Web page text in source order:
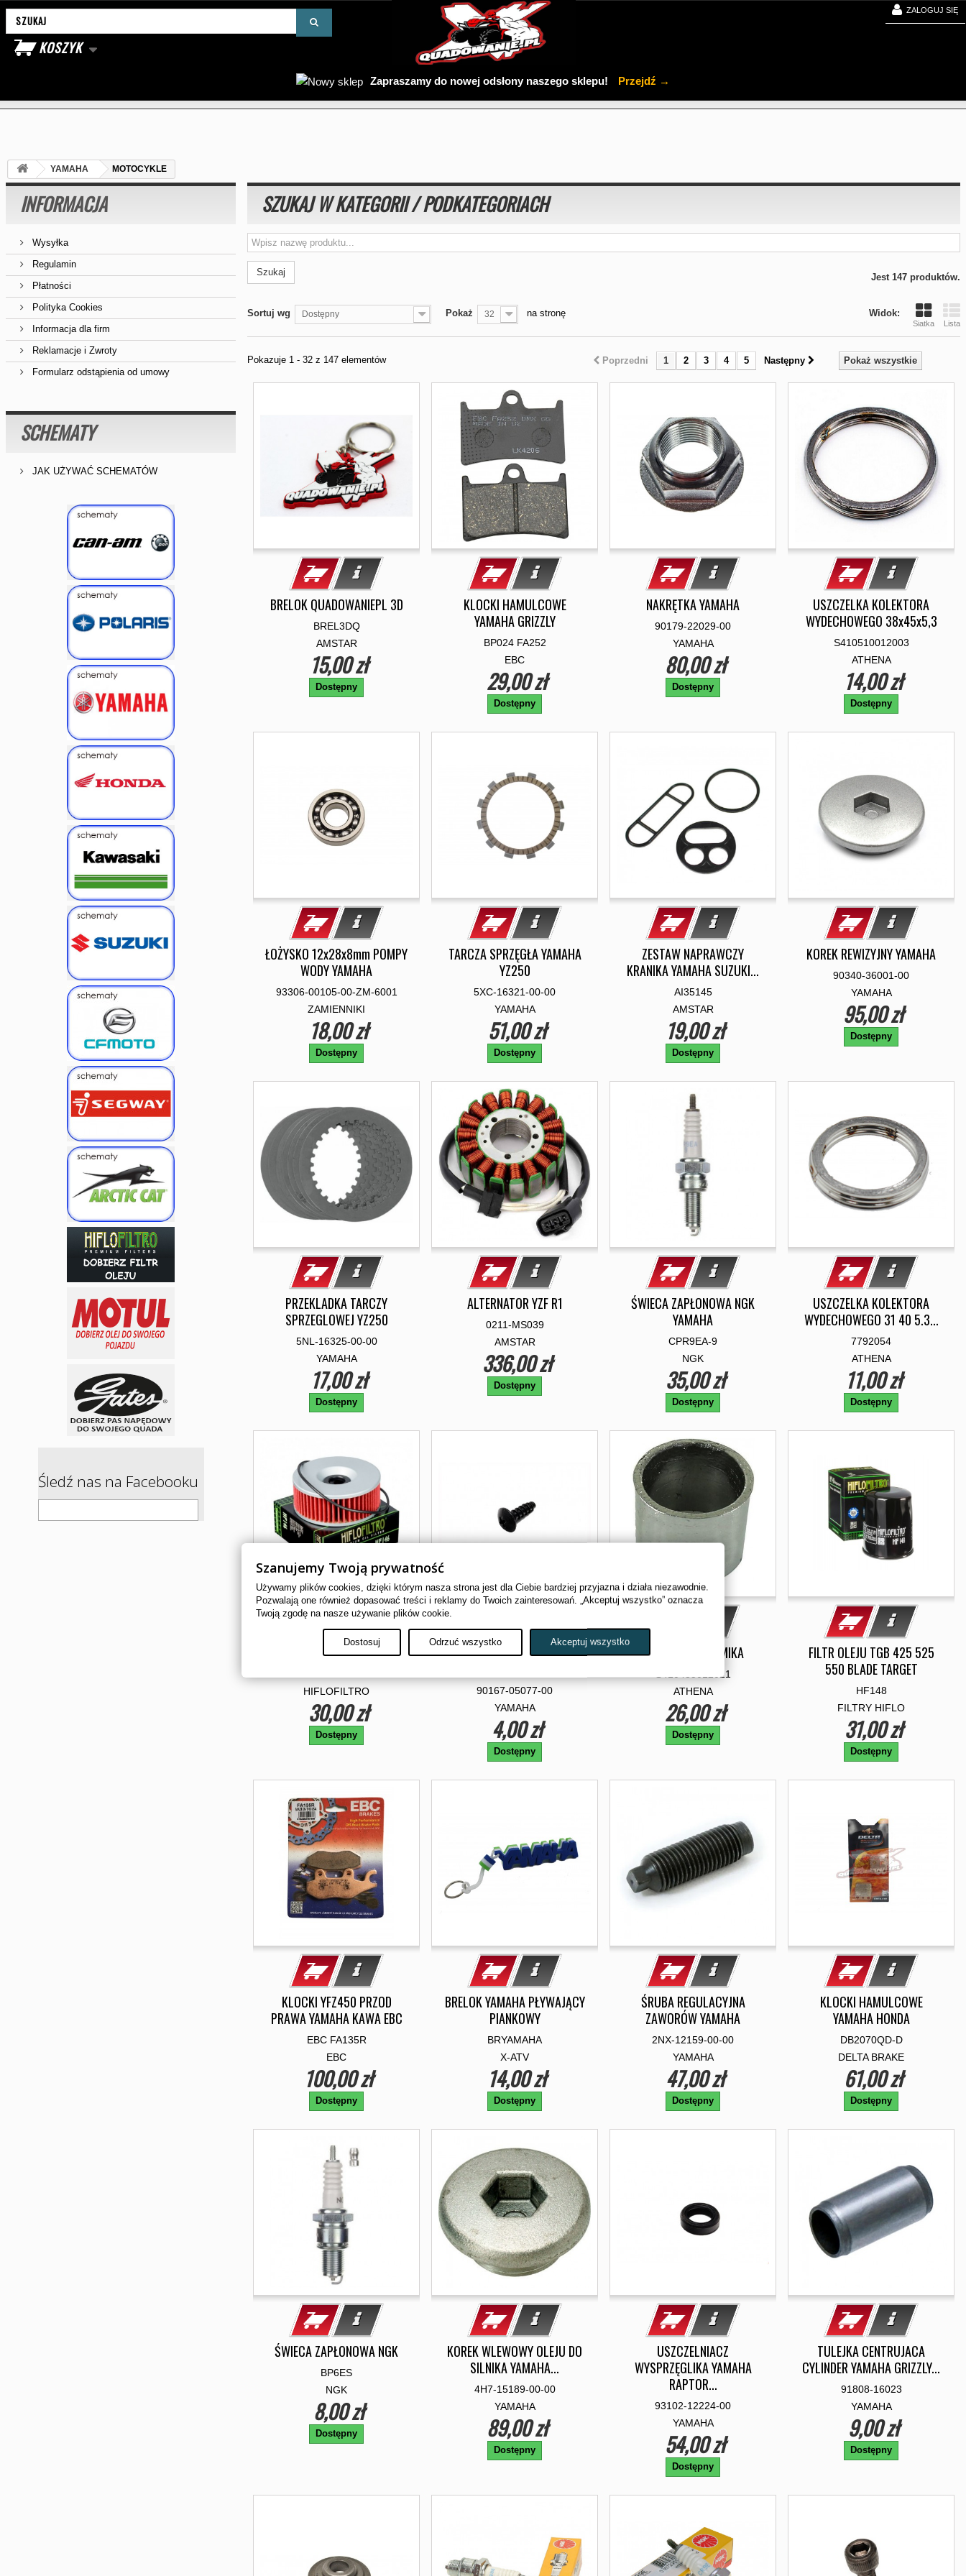
ZALOGUJ SIĘ
Zapraszamy do nowej odsłony naszego sklepu! Przejdź →
KOSZYK
Wyszukaj produkt
YAMAHA MOTOCYKLE
INFORMACJA
Wysyłka
Regulamin
Płatności
Polityka Cookies
Informacja dla firm
Reklamacje i Zwroty
Formularz odstąpienia od umowy
SCHEMATY
JAK UŻYWAĆ SCHEMATÓW
Śledź nas na Facebooku
SZUKAJ W KATEGORII / PODKATEGORIACH
Szukaj Jest 147 produktów.
Widok:
Siatka Lista
Sortuj wg Dostępny Pokaż 32 na stronę
Pokaż wszystkie
Poprzedni 1 2 3 4 5 Następny
Pokazuje 1 - 32 z 147 elementów
BRELOK QUADOWANIEPL 3D
BREL3DQ
AMSTAR
15,00 zł
Dostępny
KLOCKI HAMULCOWE
YAMAHA GRIZZLY
BP024 FA252
EBC
29,00 zł
Dostępny
NAKRĘTKA YAMAHA
90179-22029-00
YAMAHA
80,00 zł
Dostępny
USZCZELKA KOLEKTORA
WYDECHOWEGO 38x45x5,3
S410510012003
ATHENA
14,00 zł
Dostępny
ŁOŻYSKO 12x28x8mm POMPY
WODY YAMAHA
93306-00105-00-ZM-6001
ZAMIENNIKI
18,00 zł
Dostępny
TARCZA SPRZĘGŁA YAMAHA
YZ250
5XC-16321-00-00
YAMAHA
51,00 zł
Dostępny
ZESTAW NAPRAWCZY
KRANIKA YAMAHA SUZUKI...
AI35145
AMSTAR
19,00 zł
Dostępny
KOREK REWIZYJNY YAMAHA
90340-36001-00
YAMAHA
95,00 zł
Dostępny
PRZEKLADKA TARCZY
SPRZEGLOWEJ YZ250
5NL-16325-00-00
YAMAHA
17,00 zł
Dostępny
ALTERNATOR YZF R1
0211-MS039
AMSTAR
336,00 zł
Dostępny
ŚWIECA ZAPŁONOWA NGK
YAMAHA
CPR9EA-9
NGK
35,00 zł
Dostępny
USZCZELKA KOLEKTORA
WYDECHOWEGO 31 40 5.3...
7792054
ATHENA
11,00 zł
Dostępny
FILTR OLEJU
HIFLOFILTRO
30,00 zł
Dostępny
WKRĘT DO PLASTIKÓW
90167-05077-00
YAMAHA
4,00 zł
Dostępny
USZCZELKA TŁUMIKA
S410485012021
ATHENA
26,00 zł
Dostępny
FILTR OLEJU TGB 425 525
550 BLADE TARGET
HF148
FILTRY HIFLO
31,00 zł
Dostępny
KLOCKI YFZ450 PRZOD
PRAWA YAMAHA KAWA EBC
EBC FA135R
EBC
100,00 zł
Dostępny
BRELOK YAMAHA PŁYWAJĄCY
PIANKOWY
BRYAMAHA
X-ATV
14,00 zł
Dostępny
ŚRUBA REGULACYJNA
ZAWORÓW YAMAHA
2NX-12159-00-00
YAMAHA
47,00 zł
Dostępny
KLOCKI HAMULCOWE
YAMAHA HONDA
DB2070QD-D
DELTA BRAKE
61,00 zł
Dostępny
ŚWIECA ZAPŁONOWA NGK
BP6ES
NGK
8,00 zł
Dostępny
KOREK WLEWOWY OLEJU DO
SILNIKA YAMAHA...
4H7-15189-00-00
YAMAHA
89,00 zł
Dostępny
USZCZELNIACZ
WYSPRZĘGLIKA YAMAHA
RAPTOR...
93102-12224-00
YAMAHA
54,00 zł
Dostępny
TULEJKA CENTRUJACA
CYLINDER YAMAHA GRIZZLY...
91808-16023
YAMAHA
9,00 zł
Dostępny
Szanujemy Twoją prywatność
Używamy plików cookies, dzięki którym nasza strona jest dla Ciebie bardziej przyjazna i działa niezawodnie.
Pozwalają one również dopasować treści i reklamy do Twoich zainteresowań. „Akceptuj wszystko” oznacza
Twoją zgodę na nasze używanie plików cookie.
Dostosuj Odrzuć wszystko Akceptuj wszystko